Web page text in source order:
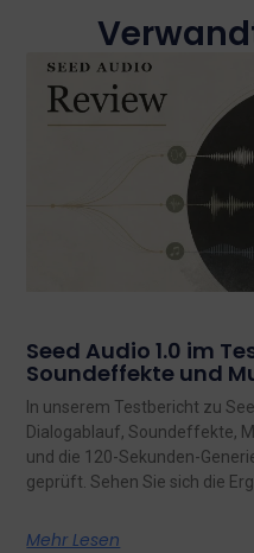
Seed Audio 1.0 im
Soundeffekte und
In unserem Testbericht zu
Dialogablauf, Soundeffekte,
und die 120-Sekunden-
geprüft. Sehen Sie sich die
Mehr Lesen